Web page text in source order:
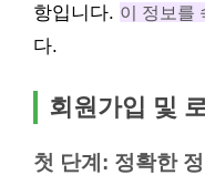
항입니다. 이 정보를
다.
회원가입 및
첫 단계: 정확한